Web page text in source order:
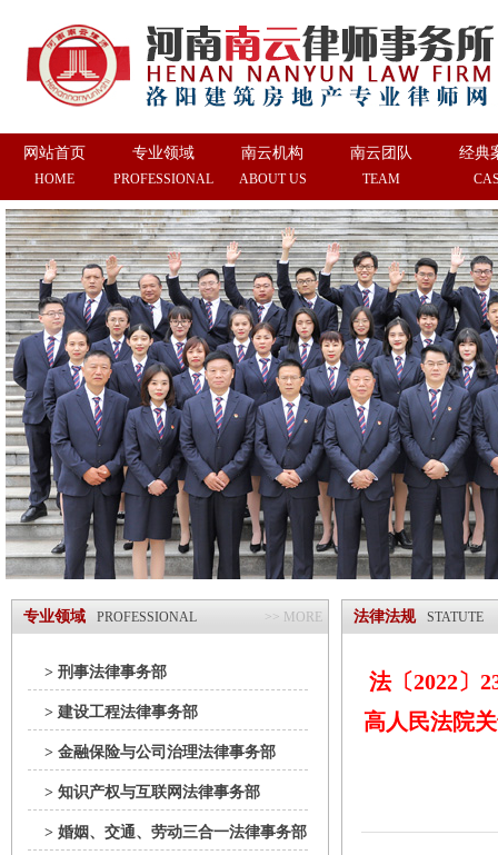
网站首页
HOME
专业领域
PROFESSIONAL
南云机构
ABOUT US
南云团队
TEAM
经典
专业领域 PROFESSIONAL >> MORE
> 刑事法律事务部
> 建设工程法律事务部
> 金融保险与公司治理法律事务部
> 知识产权与互联网法律事务部
> 婚姻、交通、劳动三合一法律事务部
法律法规 STATUTE
法〔2022〕
高人民法院